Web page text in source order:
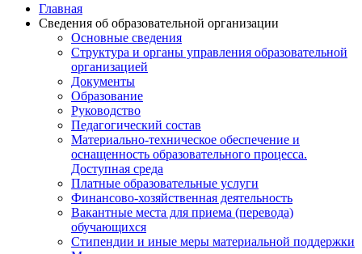
Главная
Сведения об образовательной организации
Основные сведения
Структура и органы управления образовательной
организацией
Документы
Образование
Руководство
Педагогический состав
Материально-техническое обеспечение и
оснащенность образовательного процесса.
Доступная среда
Платные образовательные услуги
Финансово-хозяйственная деятельность
Вакантные места для приема (перевода)
обучающихся
Стипендии и иные меры материальной поддержки